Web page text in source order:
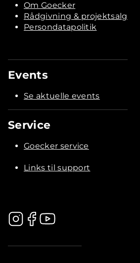
Om Goecker
Rådgivning & projektsalg
Persondatapolitik
Events
Se aktuelle events
Service
Goecker service
Links til support